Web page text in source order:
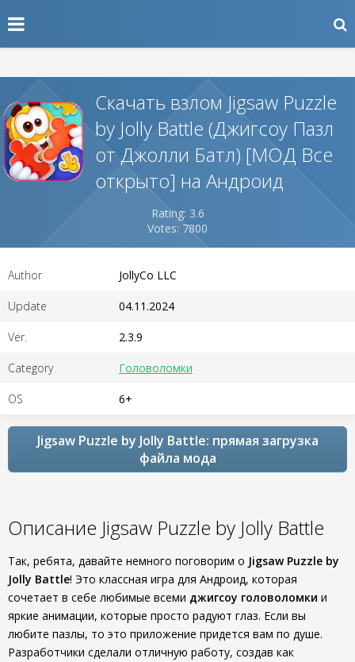
Скачать взлом Jigsaw Puzzle
by Jolly Battle (Джигсоу Пазл
от Джолли Батл) [МОД Все
открыто] на Андроид
Rating: 3.6
Votes: 7800
Author JollyCo LLC
Update 04.11.2024
Ver. 2.3.9
Category Головоломки
OS 6+
Jigsaw Puzzle by Jolly Battle: прямая загрузка
файла мода
Описание Jigsaw Puzzle by Jolly Battle
Так, ребята, давайте немного поговорим о Jigsaw Puzzle by
Jolly Battle! Это классная игра для Андроид, которая
сочетает в себе любимые всеми джигсоу головоломки и
яркие анимации, которые просто радуют глаз. Если вы
любите пазлы, то это приложение придется вам по душе.
Разработчики сделали отличную работу, создав как